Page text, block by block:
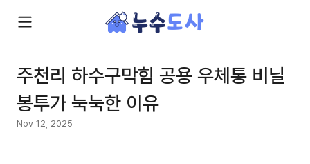
주천리 하수구막힘 공용 우체통 비닐
봉투가 눅눅한 이유
Nov 12, 2025